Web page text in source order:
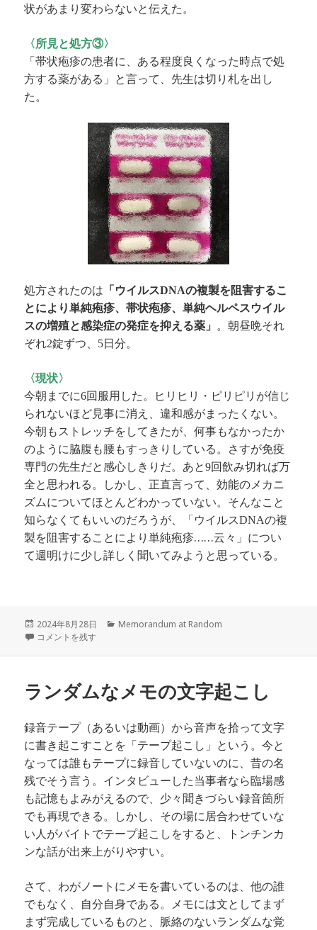
状があまり変わらないと伝えた。
〈所見と処方③〉
「帯状疱疹の患者に、ある程度良くなった時点で処
方する薬がある」と言って、先生は切り札を出し
た。
処方されたのは 「ウイルスDNAの複製を阻害するこ
とにより単純疱疹、帯状疱疹、単純ヘルペスウイル
スの増殖と感染症の発症を抑える薬」 。朝昼晩それ
ぞれ2錠ずつ、 5日分。
〈現状〉
今朝までに6回服用した。ヒリヒリ・ピリピリが信じ
られないほど見事に消え、違和感がまったくない。
今朝もストレッチをしてきたが、何事もなかったか
のように脇腹も腰もすっきりしている。 さすが免疫
専門の先生だと感心しきりだ。あと9回飲み切れば万
全と思われる。しかし、正直言って、効能のメカニ
ズムについてほとんどわかっていない。そんなこと
知らなくてもいいのだろうが、「ウイルスDNAの複
製を阻害することにより単純疱疹……云々」につい
て週明けに少し詳しく聞いてみようと思っている。
投
稿
2024年8月28日
カ
Memorandum at Random
症状、所見、処方 に
コメントを残す
ランダムなメモの文字起こし
録音テープ（あるいは動画）から音声を拾って文字
に書き起こすことを「テープ起こし」という。今と
なっては誰もテープに録音していないのに、昔の名
残でそう言う。インタビューした当事者なら臨場感
も記憶もよみがえるので、少々聞きづらい録音箇所
でも再現できる。しかし、その場に居合わせていな
い人がバイトでテープ起こしをすると、トンチンカ
ンな話が出来上がりやすい。
さて、わがノートにメモを書いているのは、他の誰
でもなく、自分自身である。メモには文としてまず
まず完成しているものと、脈絡のないランダムな覚